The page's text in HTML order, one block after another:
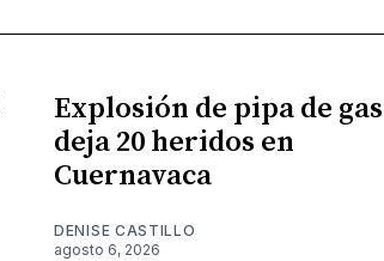
Explosión de pipa de gas
deja 20 heridos en
Cuernavaca
DENISE CASTILLO
agosto 6, 2026